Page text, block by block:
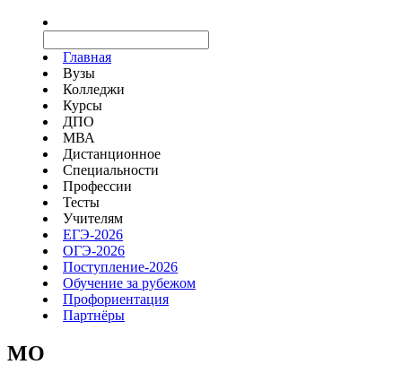
Главная
Вузы
Колледжи
Курсы
ДПО
МВА
Дистанционное
Специальности
Профессии
Тесты
Учителям
ЕГЭ-2026
ОГЭ-2026
Поступление-2026
Обучение за рубежом
Профориентация
Партнёры
MO